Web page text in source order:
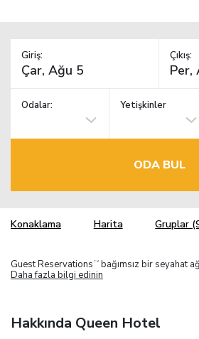
Giriş: Çıkış:
Odalar: Yetişkinler
ODA BUL
Konaklama Harita Gruplar
Guest Reservations TM bağımsız bir seyahat
Daha fazla bilgi edinin
Hakkında Queen Hotel